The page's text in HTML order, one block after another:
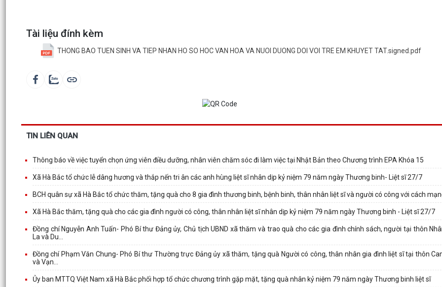
Tài liệu đính kèm
THONG BAO TUEN SINH VA TIEP NHAN HO SO HOC VAN HOA VA NUOI DUONG DOI VOI TRE EM KHUYET TAT.signed.pdf
TIN LIÊN QUAN
Thông báo về việc tuyển chọn ứng viên điều dưỡng, nhân viên chăm sóc đi làm việc tại Nhật Bản theo Chương trình EPA Khóa 15
Xã Hà Bắc tổ chức lễ dâng hương và thắp nến tri ân các anh hùng liệt sĩ nhân dịp kỷ niệm 79 năm ngày Thương binh- Liệt sĩ 27/7
BCH quân sự xã Hà Bắc tổ chức thăm, tặng quà cho 8 gia đình thương binh, bệnh binh, thân nhân liệt sĩ và người có công với cách
Xã Hà Bắc thăm, tặng quà cho các gia đình người có công, thân nhân liệt sĩ nhân dịp kỷ niệm 79 năm ngày Thương binh - Liệt sĩ 27/7
Đồng chí Nguyễn Anh Tuấn- Phó Bí thư Đảng ủy, Chủ tịch UBND xã thăm và trao quà cho các gia đình chính sách, người tại thôn
La và Du...
Đồng chí Phạm Văn Chung- Phó Bí thư Thường trực Đảng ủy xã thăm, tặng quà Người có công, thân nhân gia đình liệt sĩ tại thôn
và Vạn...
Ủy ban MTTQ Việt Nam xã Hà Bắc phối hợp tổ chức chương trình gặp mặt, tặng quà nhân kỷ niệm 79 năm ngày Thương binh liệt sĩ